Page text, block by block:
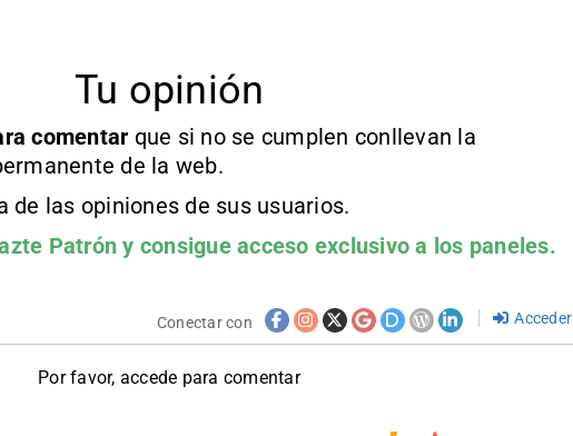
Tu opinión
comentar que si no se cumplen conllevan la
de la web.
de las opiniones de sus usuarios.
Patrón y consigue acceso exclusivo a los paneles.
Conectar con Acceder
Por favor, accede para comentar